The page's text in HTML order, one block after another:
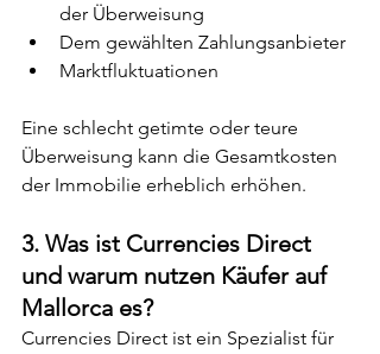
der Überweisung
Dem gewählten Zahlungsanbieter
Marktfluktuationen
Eine schlecht getimte oder teure
Überweisung kann die Gesamtkosten
der Immobilie erheblich erhöhen.
3. Was ist Currencies Direct
und warum nutzen Käufer auf
Mallorca es?
Currencies Direct ist ein Spezialist für